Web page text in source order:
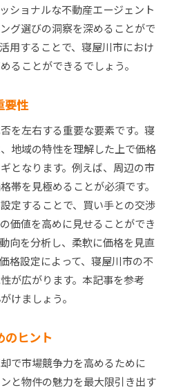
ショナルな不動産エージェント
グ選びの洞察を深めることがで
用することで、寝屋川市におけ
ることができるでしょう。
要性
を左右する重要な要素です。寝
地域の特性を理解した上で価格
となります。例えば、周辺の市
帯を見極めることが必須です。
定することで、買い手との交渉
価値を高めに見せることができ
向を分析し、柔軟に価格を見直
格設定によって、寝屋川市の不
が広がります。本記事を参考
けましょう。
のヒント
で市場競争力を高めるために
と物件の魅力を最大限引き出す